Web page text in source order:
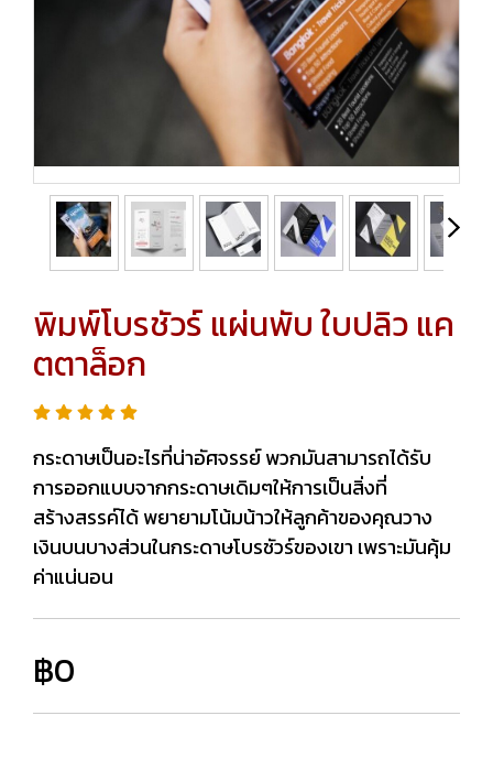
พิมพ์โบรชัวร์ แผ่นพับ ใบปลิว แค
ตตาล็อก
กระดาษเป็นอะไรที่น่าอัศจรรย์ พวกมันสามารถได้รับ
การออกแบบจากกระดาษเดิมๆให้การเป็นสิ่งที่
สร้างสรรค์ได้ พยายามโน้มน้าวให้ลูกค้าของคุณวาง
เงินบนบางส่วนในกระดาษโบรชัวร์ของเขา เพราะมันคุ้ม
ค่าแน่นอน
฿0